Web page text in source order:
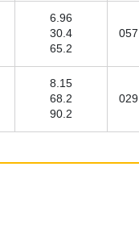
6.96
30.4
65.2
057
8.15
68.2
90.2
029